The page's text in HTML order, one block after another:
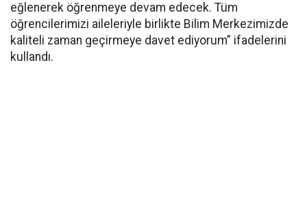
eğlenerek öğrenmeye devam edecek. Tüm
öğrencilerimizi aileleriyle birlikte Bilim Merkezimizde
kaliteli zaman geçirmeye davet ediyorum” ifadelerini
kullandı.